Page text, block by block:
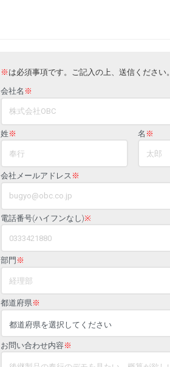
※ は必須事項です。ご記入の上、送信ください。
会社名 ※
姓 ※ 名 ※
会社メールアドレス ※
電話番号(ハイフンなし)※
部門 ※
都道府県※
お問い合わせ内容 ※